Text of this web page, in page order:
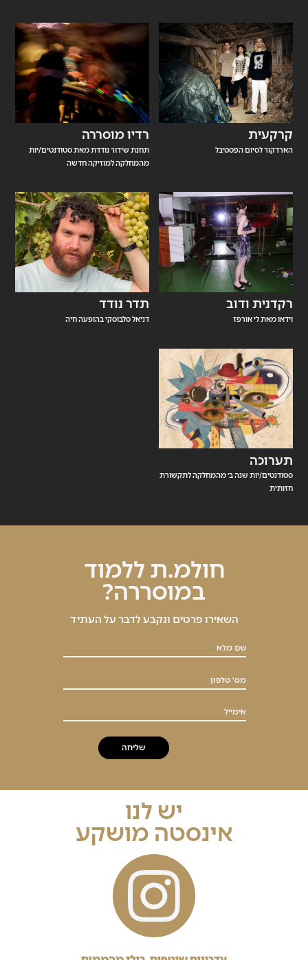
קרקעית
הארדקור לסיום הפסטיבל
רדיו מוסררה
תחנת שידור נודדת מאת סטודנטים/יות
מהמחלקה למוזיקה חדשה
רקדנית ודוב
וידאו מאת לי אורפז
תדר נודד
דניאל סלבוסקי בהופעה חיה
תערוכה
סטודנטים/יות שנה ב׳ מהמחלקה לתקשורת
חזותית
חולמ.ת ללמוד
במוסררה?
השאירו פרטים ונקבע לדבר על העתיד
שם מלא
מס' טלפון
אימייל
יש לנו
אינסטה מושקע